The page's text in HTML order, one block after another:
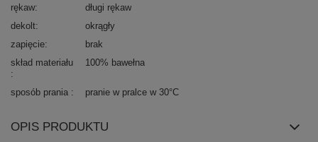
rękaw
długi rękaw
dekolt
okrągły
zapięcie
brak
skład materiału
100% bawełna
sposób prania pranie w pralce w 30°C
OPIS PRODUKTU